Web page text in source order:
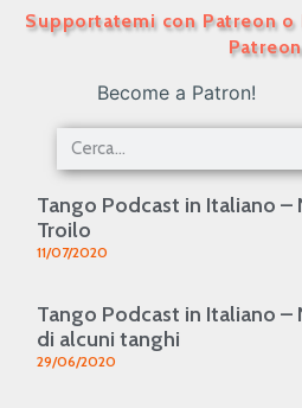
Supportatemi con Patreon
Patreon
Become a Patron!
Tango Podcast in Italiano
Troilo
11/07/2020
Tango Podcast in Italiano
di alcuni tanghi
29/06/2020